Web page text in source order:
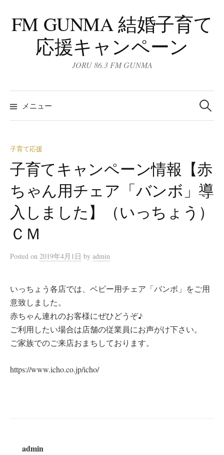
ン
テ
FM GUNMA 結婚子育て
応援キャンペーン
JORU 86.3 FM GUNMA
メニュー
検
索:
子育て応援
子育てキャンペーン情報【赤
ちゃん用チェア「バンボ」導
入しました】（いっちょう）
ＣＭ
Posted on 2019年4月1日 by admin
いっちょう各店では、ベビー用チェア「バンボ」をご用
意致しました。
赤ちゃん連れのお客様にぜひどうぞ♪
ご利用したい場合は店舗の従業員にお声がけ下さい。
ご家族でのご来店おまちしております。
https://www.icho.co.jp/icho/
admin